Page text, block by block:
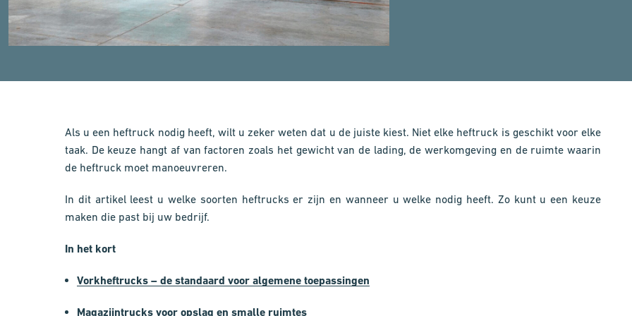
Als u een heftruck nodig heeft, wilt u zeker weten dat u de juiste kiest. Niet elke heftruck is geschikt voor elke
taak. De keuze hangt af van factoren zoals het gewicht van de lading, de werkomgeving en de ruimte waarin
de heftruck moet manoeuvreren.
In dit artikel leest u welke soorten heftrucks er zijn en wanneer u welke nodig heeft. Zo kunt u een keuze
maken die past bij uw bedrijf.
In het kort
Vorkheftrucks – de standaard voor algemene toepassingen
Magazijntrucks voor opslag en smalle ruimtes